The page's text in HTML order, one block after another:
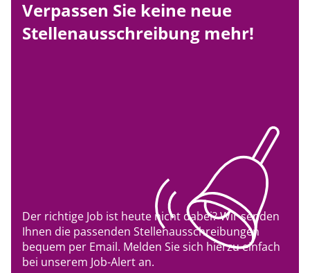
Verpassen Sie keine neue
Stellenausschreibung mehr!
Der richtige Job ist heute nicht dabei? Wir senden
Ihnen die passenden Stellenausschreibungen
bequem per Email. Melden Sie sich hierzu einfach
bei unserem Job-Alert an.